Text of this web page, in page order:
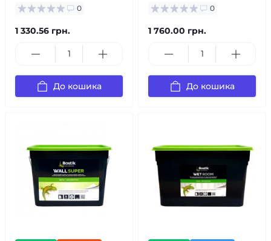
0
1 330.56 грн.
До кошика
0
1 760.00 грн.
До кошика